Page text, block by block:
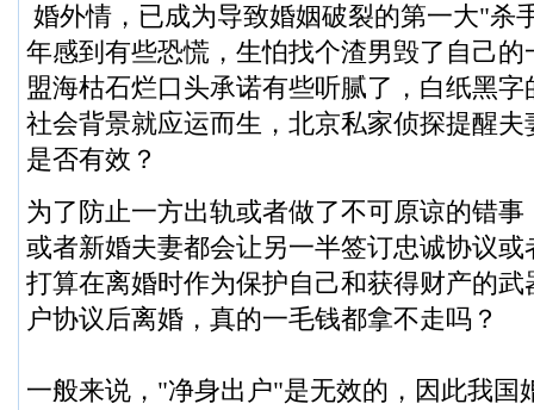
婚外情，已成为导致婚姻破裂的第一大"杀
年感到有些恐慌，生怕找个渣男毁了自己
盟海枯石烂口头承诺有些听腻了，白纸黑
社会背景就应运而生， 北京私家侦探提醒夫
是否有效？
为了防止一方出轨或者做了不可原谅的错
或者新婚夫妻都会让另一半签订忠诚协议
打算在离婚时作为保护自己和获得财产的
户协议后离婚，真的一毛钱都拿不走吗？
一般来说，"净身出户"是无效的，因此我国